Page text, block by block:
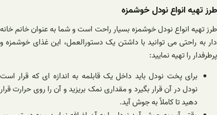
طرز تهیه انواع نودل خوشمزه
طرز تهیه انواع نودل خوشمزه بسیار راحت است و شما به عنوان خانم خانه
دار به راحتی می توانید با داشتن یک دستورالعمل، این غذای خوشمزه و
پرطرفدار را تهیه نمایید:
برای پخت نودل باید داخل یک قابلمه به اندازه ای که قرار است
نودل در آن قرار بگیرد و مقداری نمک بریزید و آن را روی حرارت قرار
دهید تا کاملاً به جوش آید.